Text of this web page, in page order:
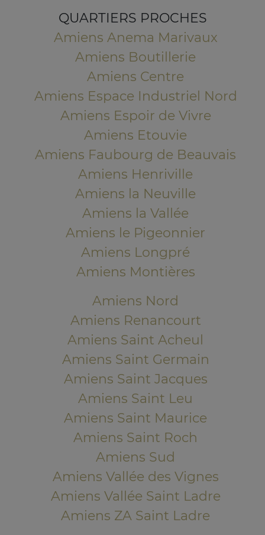
QUARTIERS PROCHES
Amiens Anema Marivaux
Amiens Boutillerie
Amiens Centre
Amiens Espace Industriel Nord
Amiens Espoir de Vivre
Amiens Etouvie
Amiens Faubourg de Beauvais
Amiens Henriville
Amiens la Neuville
Amiens la Vallée
Amiens le Pigeonnier
Amiens Longpré
Amiens Montières
Amiens Nord
Amiens Renancourt
Amiens Saint Acheul
Amiens Saint Germain
Amiens Saint Jacques
Amiens Saint Leu
Amiens Saint Maurice
Amiens Saint Roch
Amiens Sud
Amiens Vallée des Vignes
Amiens Vallée Saint Ladre
Amiens ZA Saint Ladre